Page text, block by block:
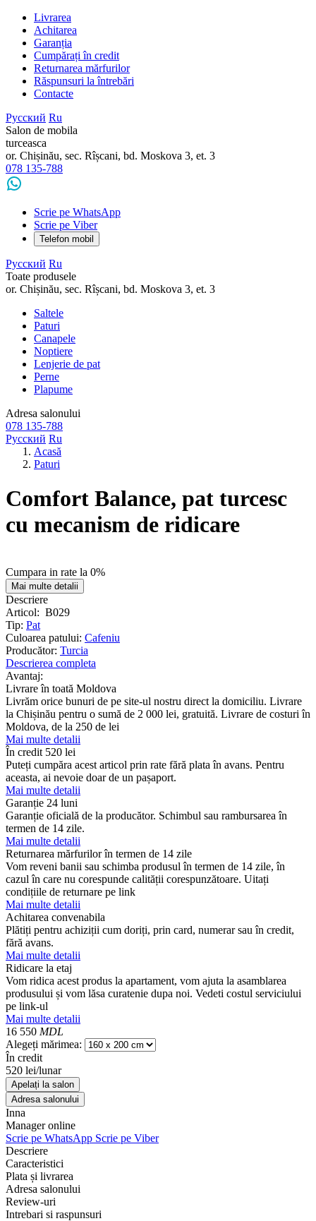
Livrarea
Achitarea
Garanția
Cumpărați în credit
Returnarea mărfurilor
Răspunsuri la întrebări
Contacte
Русский Ru
Salon de mobila
turceasca
or. Chișinău, sec. Rîșcani, bd. Moskova 3, et. 3
078 135-788
Scrie pe WhatsApp
Scrie pe Viber
Telefon mobil
Русский Ru
Toate produsele
or. Chișinău, sec. Rîșcani, bd. Moskova 3, et. 3
Saltele
Paturi
Canapele
Noptiere
Lenjerie de pat
Perne
Plapume
Adresa salonului
078 135-788
Русский Ru
Acasă
Paturi
Comfort Balance, pat turcesc
cu mecanism de ridicare
Cumpara in rate la 0%
Mai multe detalii
Descriere
Articol: B029
Tip: Pat
Culoarea patului: Cafeniu
Producător: Turcia
Descrierea completa
Avantaj:
Livrare în toată Moldova
Livrăm orice bunuri de pe site-ul nostru direct la domiciliu. Livrare
la Chișinău pentru o sumă de 2 000 lei, gratuită. Livrare de costuri în
Moldova, de la 250 de lei
Mai multe detalii
În credit 520 lei
Puteți cumpăra acest articol prin rate fără plata în avans. Pentru
aceasta, ai nevoie doar de un pașaport.
Mai multe detalii
Garanție 24 luni
Garanție oficială de la producător. Schimbul sau rambursarea în
termen de 14 zile.
Mai multe detalii
Returnarea mărfurilor în termen de 14 zile
Vom reveni banii sau schimba produsul în termen de 14 zile, în
cazul în care nu corespunde calității corespunzătoare. Uitați
condițiile de returnare pe link
Mai multe detalii
Achitarea convenabila
Plătiți pentru achiziții cum doriți, prin card, numerar sau în credit,
fără avans.
Mai multe detalii
Ridicare la etaj
Vom ridica acest produs la apartament, vom ajuta la asamblarea
produsului și vom lăsa curatenie dupa noi. Vedeti costul serviciului
pe link-ul
Mai multe detalii
16 550 MDL
Alegeți mărimea:
În credit
520 lei/lunar
Apelați la salon
Adresa salonului
Inna
Manager online
Scrie pe WhatsApp Scrie pe Viber
Descriere
Caracteristici
Plata și livrarea
Adresa salonului
Review-uri
Intrebari si raspunsuri